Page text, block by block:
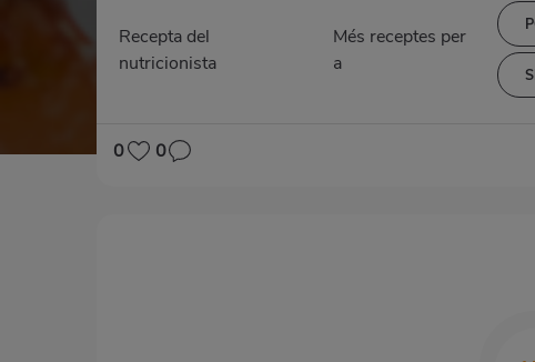
Recepta del
nutricionista
Més receptes per
a
0 0